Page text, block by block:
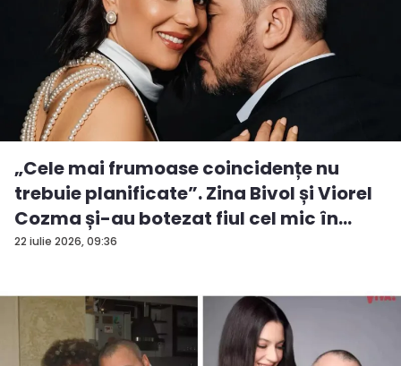
22 iulie 2026, 09:36
„Cele mai frumoase coincidențe nu
trebuie planificate”. Zina Bivol și Viorel
Cozma și-au botezat fiul cel mic în
ziua...